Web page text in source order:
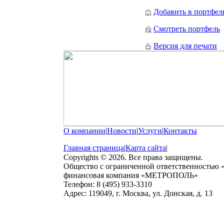
Добавить в
Смотреть портфель
Версия для печати
О компании|Новости|Услуги|Контакты
Главная страница|Карта сайта|
Copyrights © 2026. Все права защищены.
Общество с ограниченной ответственностью
финансовая компания «МЕТРОПОЛЬ»
Телефон: 8 (495) 933-3310
Адрес: 119049, г. Москва, ул. Донская, д. 13